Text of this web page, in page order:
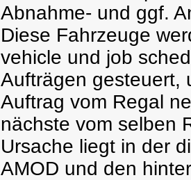
Abnahme- und ggf.
Diese Fahrzeuge
vehicle und job
Aufträgen gesteuert,
Auftrag vom Regal
nächste vom selben
Ursache liegt in der
AMOD und den